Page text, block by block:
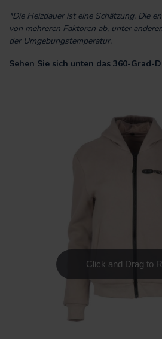
*Die Heizdauer ist eine Schätzung. Die
von mehreren Faktoren ab, unter
der Umgebungstemperatur.
Sehen Sie sich unten das 360-Grad-